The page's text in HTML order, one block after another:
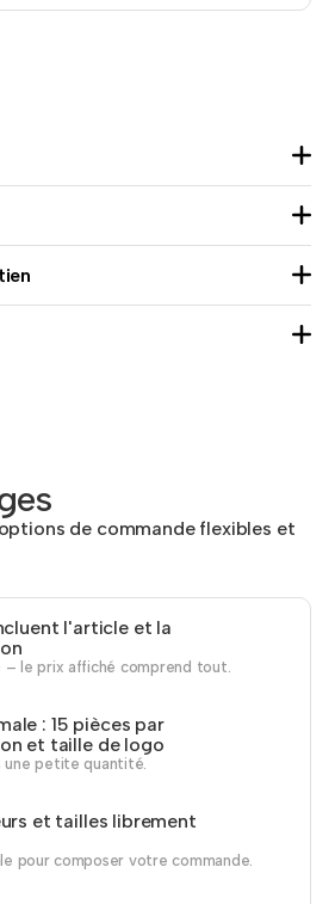
de commande flexibles et
l'article et la
– le prix affiché comprend tout.
: 15 pièces par
et taille de logo
une petite quantité.
et tailles librement
pour composer votre commande.